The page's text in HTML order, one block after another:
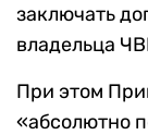
заключать
владельца
При этом
«абсолютно